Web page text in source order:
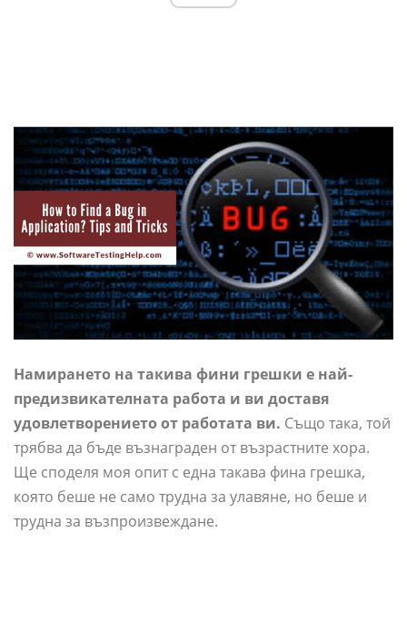
Намирането на такива фини грешки е най-
предизвикателната работа и ви доставя
удовлетворението от работата ви. Също така, той
трябва да бъде възнаграден от възрастните хора.
Ще споделя моя опит с една такава фина грешка,
която беше не само трудна за улавяне, но беше и
трудна за възпроизвеждане.